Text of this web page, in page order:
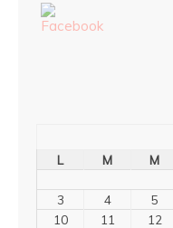
L
M M
3
4 5
10
11 12